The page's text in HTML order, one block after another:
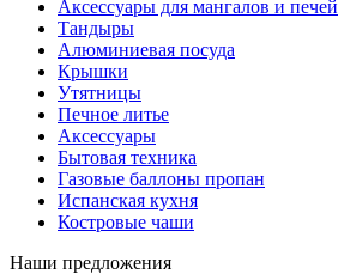
Аксессуары для мангалов и печей
Тандыры
Алюминиевая посуда
Крышки
Утятницы
Печное литье
Аксессуары
Бытовая техника
Газовые баллоны пропан
Испанская кухня
Костровые чаши
Наши предложения